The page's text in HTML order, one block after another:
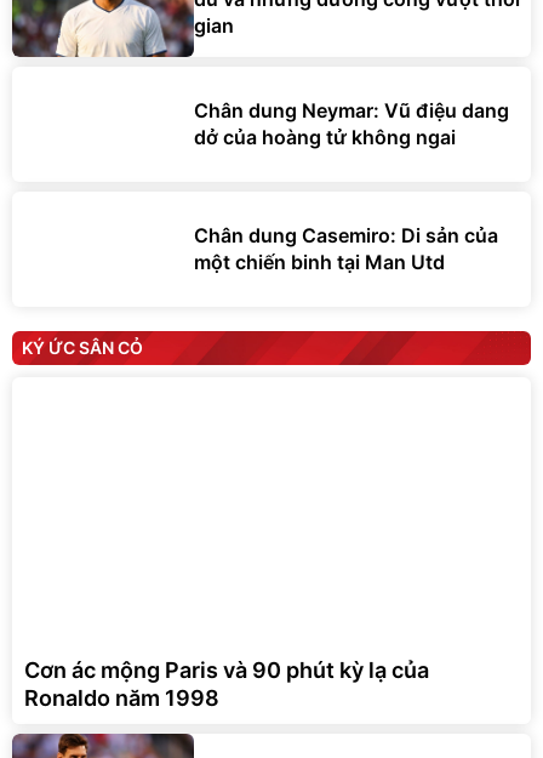
gian
Chân dung Neymar: Vũ điệu dang
dở của hoàng tử không ngai
Chân dung Casemiro: Di sản của
một chiến binh tại Man Utd
KÝ ỨC SÂN CỎ
Cơn ác mộng Paris và 90 phút kỳ lạ của
Ronaldo năm 1998